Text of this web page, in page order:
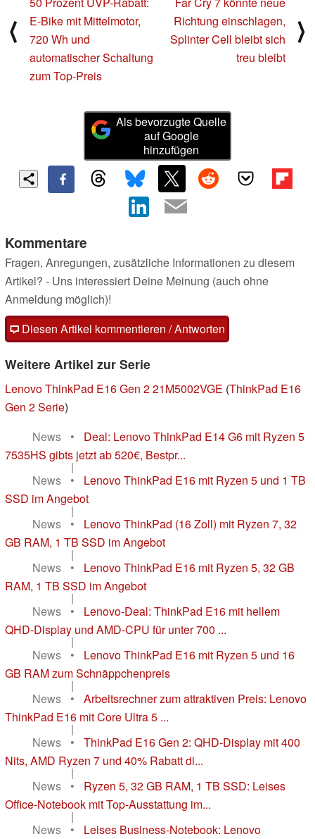
⟨
E-Bike mit Mittelmotor,
720 Wh und
automatischer Schaltung
zum Top-Preis
Richtung einschlagen,
Splinter Cell bleibt sich
treu bleibt
⟩
Als bevorzugte Quelle
auf Google
hinzufügen
Kommentare
Fragen, Anregungen, zusätzliche Informationen zu diesem
Artikel? - Uns interessiert Deine Meinung (auch ohne
Anmeldung möglich)!
Diesen Artikel kommentieren / Antworten
Weitere Artikel zur Serie
Lenovo ThinkPad E16 Gen 2 21M5002VGE (ThinkPad E16
Gen 2 Serie)
News
•
Deal: Lenovo ThinkPad E14 G6 mit Ryzen 5
7535HS gibts jetzt ab 520€, Bestpr...
|
News
•
Lenovo ThinkPad E16 mit Ryzen 5 und 1 TB
SSD im Angebot
|
News
•
Lenovo ThinkPad (16 Zoll) mit Ryzen 7, 32
GB RAM, 1 TB SSD im Angebot
|
News
•
Lenovo ThinkPad E16 mit Ryzen 5, 32 GB
RAM, 1 TB SSD im Angebot
|
News
•
Lenovo-Deal: ThinkPad E16 mit hellem
QHD-Display und AMD-CPU für unter 700 ...
|
News
•
Lenovo ThinkPad E16 mit Ryzen 5 und 16
GB RAM zum Schnäppchenpreis
|
News
•
Arbeitsrechner zum attraktiven Preis: Lenovo
ThinkPad E16 mit Core Ultra 5 ...
|
News
•
ThinkPad E16 Gen 2: QHD-Display mit 400
Nits, AMD Ryzen 7 und 40% Rabatt di...
|
News
•
Ryzen 5, 32 GB RAM, 1 TB SSD: Leises
Office-Notebook mit Top-Ausstattung im...
|
News
•
Leises Business-Notebook: Lenovo